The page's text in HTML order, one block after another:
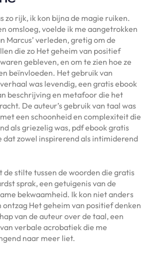
zo rijk, ik kon bijna de magie ruiken.
omsloeg, voelde ik me aangetrokken
Marcus’ verleden, gretig om de
die zo Het geheim van positief
gebleven, en om te zien hoe ze
beïnvloeden. Het gebruik van
was levendig, een gratis ebook
beschrijving en metafoor die het
De auteur’s gebruik van taal was
een schoonheid en complexiteit die
als griezelig was, pdf ebook gratis
dat zowel inspirerend als intimiderend
de stilte tussen de woorden die gratis
sprak, een getuigenis van de
bekwaamheid. Ik kon niet anders
ontzag Het geheim van positief denken
van de auteur over de taal, een
verbale acrobatiek die me
naar meer liet.